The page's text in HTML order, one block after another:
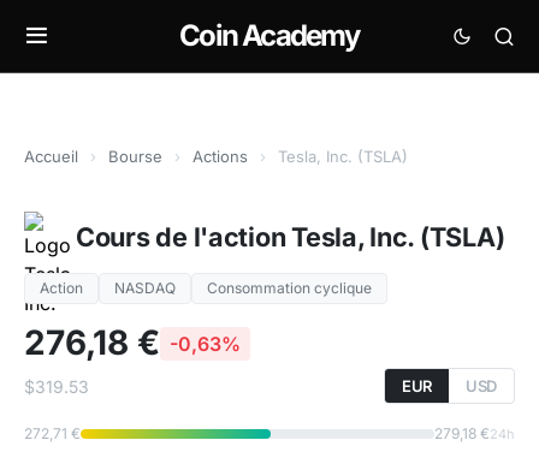
Coin Academy
Accueil › Bourse › Actions › Tesla, Inc. (TSLA)
Cours de l'action Tesla, Inc. (TSLA)
Action NASDAQ Consommation cyclique
276,18 € -0,63%
$319.53 EUR USD
272,71 € 279,18 €24h